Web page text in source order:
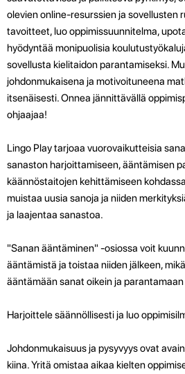
olevien online-resurssien ja sovellusten
tavoitteet, luo oppimissuunnitelma,
hyödyntää monipuolisia
sovellusta kielitaidon parantamiseksi.
johdonmukaisena ja motivoituneena
itsenäisesti. Onnea jännittävällä
ohjaajaa!
Lingo Play tarjoaa vuorovaikutteisia
sanaston harjoittamiseen, ääntämisen
käännöstaitojen kehittämiseen
muistaa uusia sanoja ja niiden
ja laajentaa sanastoa.
"Sanan ääntäminen" -osiossa voit
ääntämistä ja toistaa niiden jälkeen,
ääntämään sanat oikein ja
Harjoittele säännöllisesti ja luo
Johdonmukaisuus ja pysyvyys ovat
kiina. Yritä omistaa aikaa kielten